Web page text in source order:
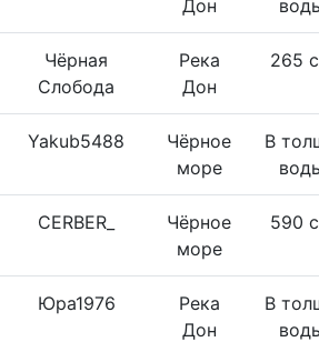
Дон
Чёрная
Слобода
Река
Дон
265
Yakub5488
Чёрное
море
В
CERBER_
Чёрное
море
590
Юра1976
Река
Дон
В